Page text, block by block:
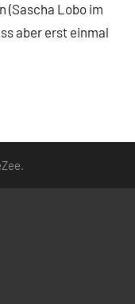
(Sascha Lobo im
aber erst einmal